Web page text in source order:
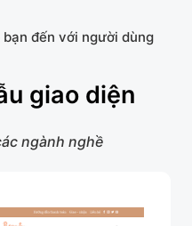
đến với người dùng
giao diện
ngành nghề